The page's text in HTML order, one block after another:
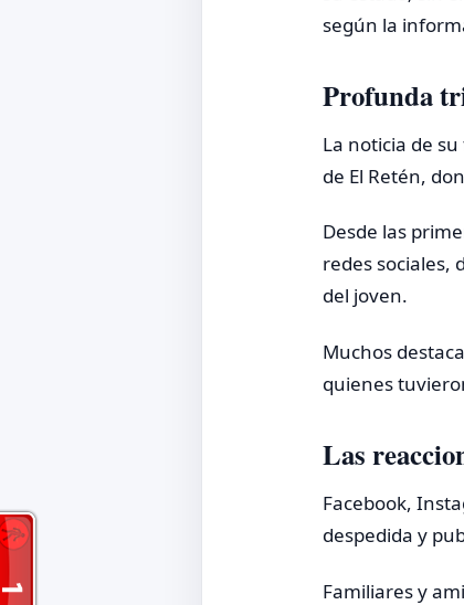
según la
Profunda
La noticia de
de El Retén,
Desde las
redes sociales,
del joven.
Muchos
quienes
Las
Facebook,
despedida y
Familiares y